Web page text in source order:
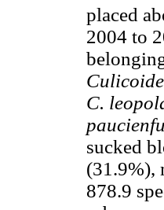
placed
2004 to
C.
sucked
(31.9%),
878.9